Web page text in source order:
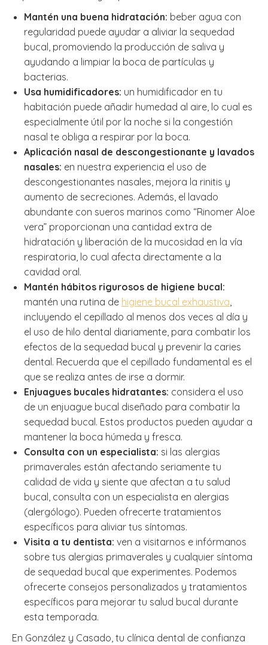
Mantén una buena hidratación: beber agua con
regularidad puede ayudar a aliviar la sequedad
bucal, promoviendo la producción de saliva y
ayudando a limpiar la boca de partículas y
bacterias.
Usa humidificadores: un humidificador en tu
habitación puede añadir humedad al aire, lo cual es
especialmente útil por la noche si la congestión
nasal te obliga a respirar por la boca.
Aplicación nasal de descongestionante y lavados
nasales: en nuestra experiencia el uso de
descongestionantes nasales, mejora la rinitis y
aumento de secreciones. Además, el lavado
abundante con sueros marinos como “Rinomer Aloe
vera” proporcionan una cantidad extra de
hidratación y liberación de la mucosidad en la vía
respiratoria, lo cual afecta directamente a la
cavidad oral.
Mantén hábitos rigurosos de higiene bucal:
mantén una rutina de higiene bucal exhaustiva,
incluyendo el cepillado al menos dos veces al día y
el uso de hilo dental diariamente, para combatir los
efectos de la sequedad bucal y prevenir la caries
dental. Recuerda que el cepillado fundamental es el
que se realiza antes de irse a dormir.
Enjuagues bucales hidratantes: considera el uso
de un enjuague bucal diseñado para combatir la
sequedad bucal. Estos productos pueden ayudar a
mantener la boca húmeda y fresca.
Consulta con un especialista: si las alergias
primaverales están afectando seriamente tu
calidad de vida y siente que afectan a tu salud
bucal, consulta con un especialista en alergias
(alergólogo). Pueden ofrecerte tratamientos
específicos para aliviar tus síntomas.
Visita a tu dentista: ven a visitarnos e infórmanos
sobre tus alergias primaverales y cualquier síntoma
de sequedad bucal que experimentes. Podemos
ofrecerte consejos personalizados y tratamientos
específicos para mejorar tu salud bucal durante
esta temporada.
En González y Casado, tu clínica dental de confianza